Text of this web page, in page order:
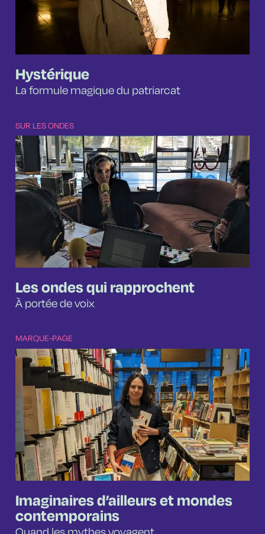
Hystérique
La formule magique du patriarcat
SUR LES ONDES
Les ondes qui rapprochent
À portée de voix
MARQUE-PAGE
Imaginaires d’ailleurs et mondes
contemporains